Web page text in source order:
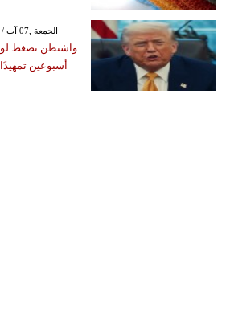
GMT 21:30 2026 الجمعة ,07 آب / أغسطس
واشنطن تضغط
أسبوعين